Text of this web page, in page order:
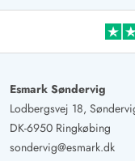
Esmark Søndervig
Lodbergsvej 18,
DK-6950 Ringkøbing
sondervig@esmark.dk